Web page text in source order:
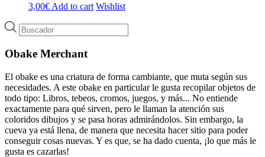
3,00€ Add to cart Wishlist
Búsqueda
de
Obake Merchant
El obake es una criatura de forma cambiante, que muta según sus
necesidades. A este obake en particular le gusta recopilar objetos de
todo tipo: Libros, tebeos, cromos, juegos, y más... No entiende
exactamente para qué sirven, pero le llaman la atención sus
coloridos dibujos y se pasa horas admirándolos. Sin embargo, la
cueva ya está llena, de manera que necesita hacer sitio para poder
conseguir cosas nuevas. Y es que, se ha dado cuenta, ¡lo que más le
gusta es cazarlas!